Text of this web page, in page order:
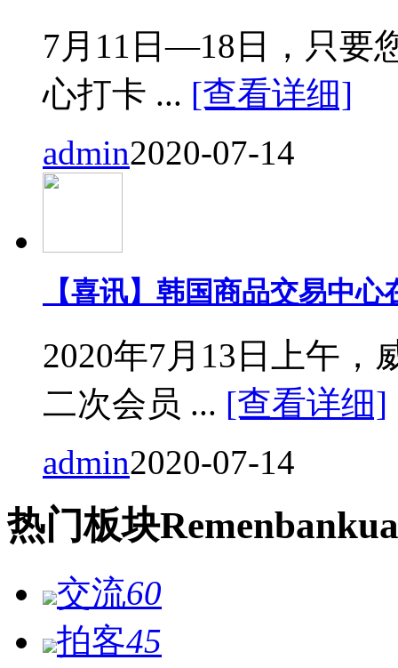
7月11日—18日，只要
心打卡 ... [查看详细]
admin2020-07-14
【喜讯】韩国商品交易中
2020年7月13日上午，
二次会员 ... [查看详细]
admin2020-07-14
热门板块Remen
交流60
拍客45